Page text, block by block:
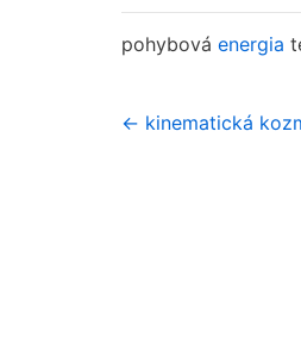
pohybová energia
← kinematická